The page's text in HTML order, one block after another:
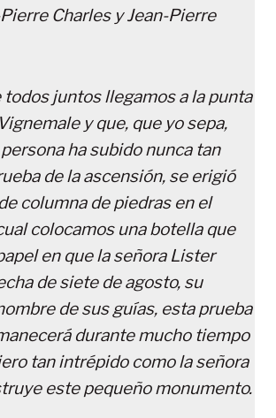
Charles y Jean-Pierre
juntos llegamos a la punta
y que, que yo sepa,
ha subido nunca tan
de la ascensión, se erigió
columna de piedras en el
colocamos una botella que
en que la señora Lister
de siete de agosto, su
de sus guías, esta prueba
durante mucho tiempo
tan intrépido como la señora
este pequeño monumento.